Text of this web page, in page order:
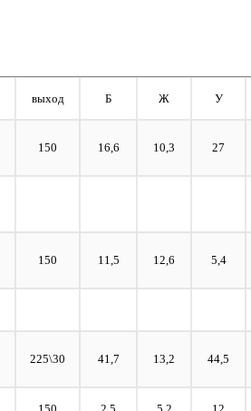
выход Б Ж У
150 16,6 10,3 27
150 11,5 12,6 5,4
225\30 41,7 13,2 44,5